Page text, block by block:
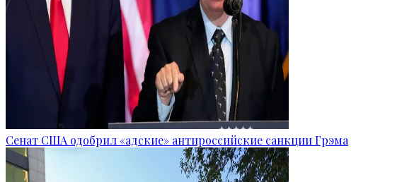
Сенат США одобрил «адские» антироссийские санкции Грэма